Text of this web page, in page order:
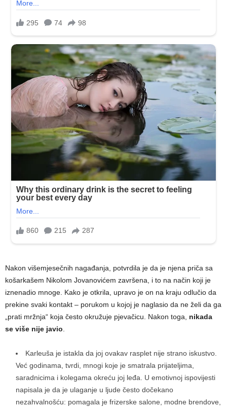
Nakon višemjesečnih nagađanja, potvrdila je da je njena priča sa
košarkašem Nikolom Jovanovićem završena, i to na način koji je
iznenadio mnoge. Kako je otkrila, upravo je on na kraju odlučio da
prekine svaki kontakt – porukom u kojoj je naglasio da ne želi da ga
„prati mržnja“ koja često okružuje pjevačicu. Nakon toga, nikada
se više nije javio
Karleuša je istakla da joj ovakav rasplet nije strano iskustvo.
Već godinama, tvrdi, mnogi koje je smatrala prijateljima,
saradnicima i kolegama okreću joj leđa. U emotivnoj ispovijesti
napisala je da je ulaganje u ljude često dočekano
nezahvalnošću: pomagala je frizerske salone, modne brendove,